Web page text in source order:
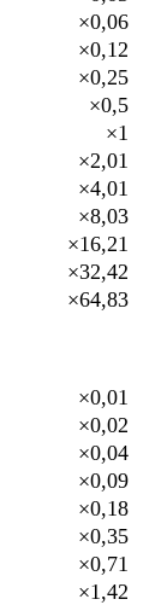
×0,06
×0,12
×0,25
×0,5
×1
×2,01
×4,01
×8,03
×16,21
×32,42
×64,83
×0,01
×0,02
×0,04
×0,09
×0,18
×0,35
×0,71
×1,42